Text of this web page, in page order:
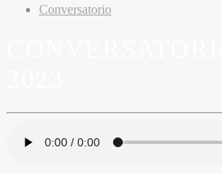
Conversatorio